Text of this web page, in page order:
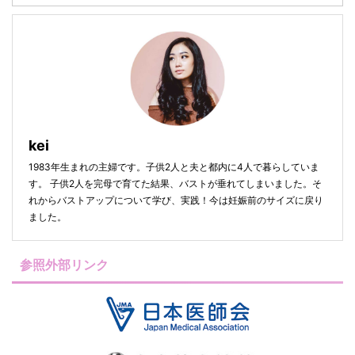
kei
1983年生まれの主婦です。子供2人と夫と都内に4人で暮らしていま
す。 子供2人を完母で育てた結果、バストが垂れてしまいました。そ
れからバストアップについて学び、実践！今は妊娠前のサイズに戻り
ました。
参照外部リンク